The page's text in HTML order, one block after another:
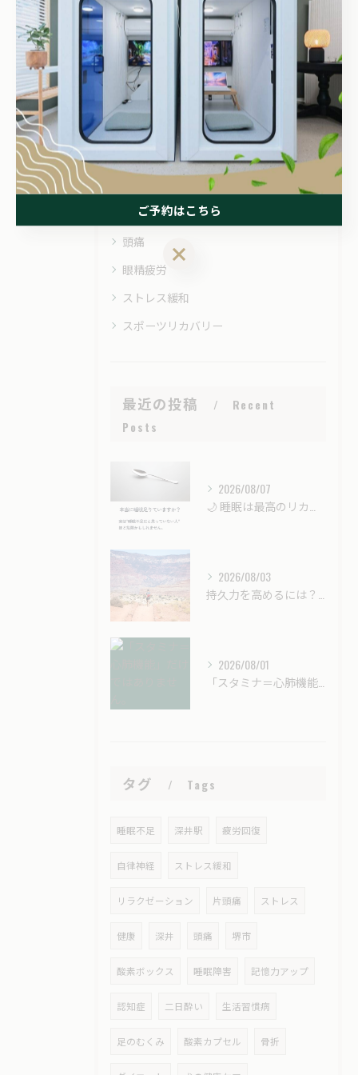
#酸素ボックス
#疲労回復
#リラクゼーション
#堺市 #酸素カプセル
カテゴリー Categories
全てのカテゴリー
睡眠不足
頭痛
眼精疲労
ストレス緩和
スポーツリカバリー
最近の投稿
Recent
Posts
2026/08/07
🌙 睡眠は最高のリカバリー時間。
2026/08/03
持久力を高めるには？酸素カプセル（酸素ボックス）はスポーツ選手のコンディショニングに役立つ？
2026/08/01
「スタミナ＝心肺機能」だけではありません。
タグ Tags
睡眠不足 深井駅 疲労回復
自律神経 ストレス緩和
リラクゼーション 片頭痛 ストレス
健康 深井 頭痛 堺市
酸素ボックス 睡眠障害 記憶力アップ
認知症 二日酔い 生活習慣病
足のむくみ 酸素カプセル 骨折
ご予約はこちら
ご予約はこちら